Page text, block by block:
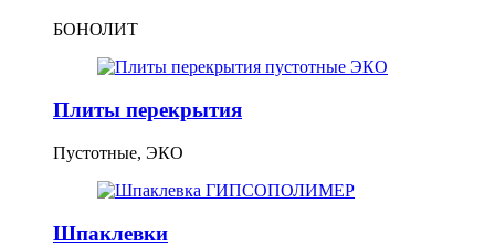
БОНОЛИТ
Плиты перекрытия
Пустотные, ЭКО
Шпаклевки